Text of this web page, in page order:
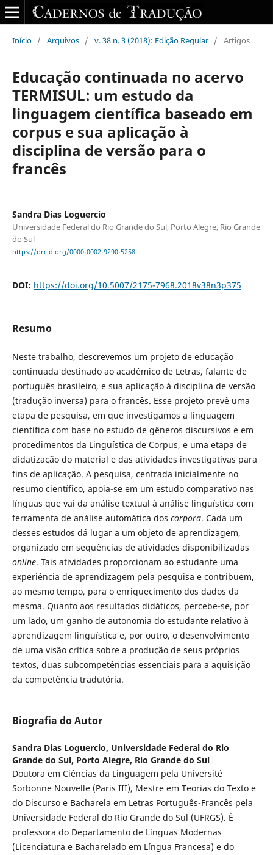
Início / Arquivos / v. 38 n. 3 (2018): Edição Regular / Artigos
Educação continuada no acervo
TERMISUL: um estudo da
linguagem científica baseado em
corpus e sua aplicação à
disciplina de versão para o
francês
Sandra Dias Loguercio
Universidade Federal do Rio Grande do Sul, Porto Alegre, Rio Grande
do Sul
https://orcid.org/0000-0002-9290-5258
DOI: https://doi.org/10.5007/2175-7968.2018v38n3p375
Resumo
Neste trabalho, descrevemos um projeto de educação
continuada destinado ao acadêmico de Letras, falante de
português brasileiro, e sua aplicação à disciplina de versão
(tradução inversa) para o francês. Esse projeto prevê uma
etapa de pesquisa, em que investigamos a linguagem
científica com base no estudo de gêneros discursivos e em
procedimentos da Linguística de Corpus, e uma etapa de
didatização do material e das atividades investigativas para
fins de aplicação. A pesquisa, centrada inicialmente no
resumo científico, apoia-se em um estudo comparativo nas
línguas que vai da análise textual à análise linguística com
ferramenta de análise automática dos corpora. Cada um
desses estudos dá lugar a um objeto de aprendizagem,
organizado em sequências de atividades disponibilizadas
online. Tais atividades proporcionam ao estudante uma
experiência de aprendizagem pela pesquisa e contribuem,
ao mesmo tempo, para o enriquecimento dos dados da
mesma. Quanto aos resultados didáticos, percebe-se, por
um lado, um ganho de autonomia do estudante relativo à
aprendizagem linguística e, por outro, o desenvolvimento
de uma visão crítica sobre a produção de seus próprios
textos, duas subcompetências essenciais para a aquisição
da competência tradutória.
Biografia do Autor
Sandra Dias Loguercio, Universidade Federal do Rio
Grande do Sul, Porto Alegre, Rio Grande do Sul
Doutora em Ciências da Linguagem pela Université
Sorbonne Nouvelle (Paris III), Mestre em Teorias do Texto e
do Discurso e Bacharela em Letras Português-Francês pela
Universidade Federal do Rio Grande do Sul (UFRGS). É
professora do Departamento de Línguas Modernas
(Licenciatura e Bacharelado em Língua Francesa) e do